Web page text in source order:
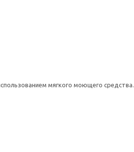
мягкого моющего средства.